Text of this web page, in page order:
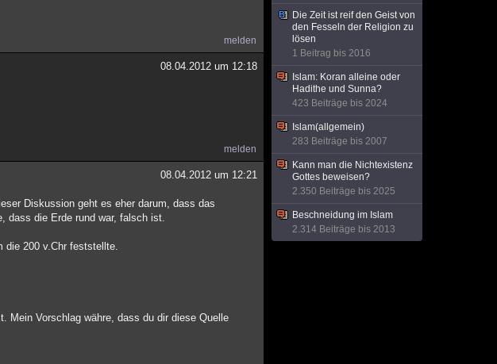
melden
08.04.2012 um 12:18
melden
08.04.2012 um 12:21
Diskussion geht es eher darum, dass das
dass die Erde rund war, falsch ist.
die 200 v.Chr feststellte.
Mein Vorschlag währe, dass du dir diese Quelle
Die Zeit ist reif den Geist von
den Fesseln der Religion zu
lösen
1 Beitrag bis 2016
Islam: Koran alleine oder
Hadithe und Sunna?
423 Beiträge bis 2024
Islam(allgemein)
283 Beiträge bis 2007
Kann man die Nichtexistenz
Gottes beweisen?
2.350 Beiträge bis 2025
Beschneidung im Islam
2.314 Beiträge bis 2013